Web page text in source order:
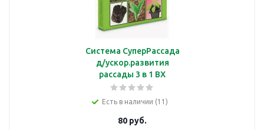
Система СуперРассада
д/ускор.развития
рассады 3 в 1 ВХ
Есть в наличии (11)
80 руб.